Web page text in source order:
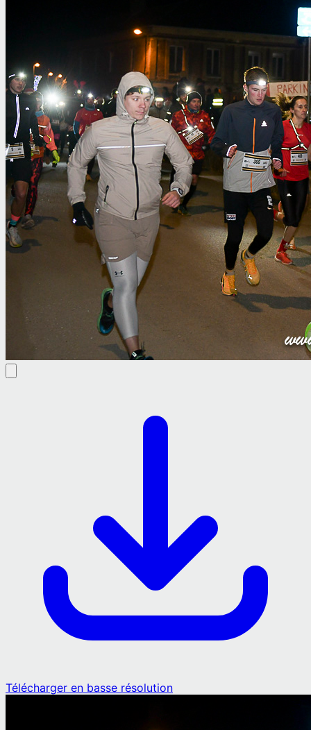
Télécharger en basse résolution